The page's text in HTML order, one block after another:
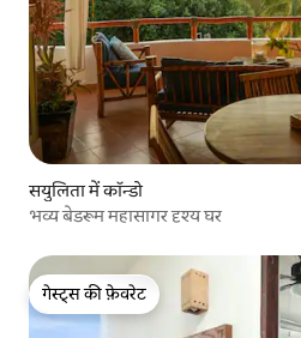
सयुलिता में कॉन्डो
भव्य बेडरूम महासागर दृश्य घर
गेस्ट्स की फ़ेवरेट
गेस्ट्स की फ़ेवरेट